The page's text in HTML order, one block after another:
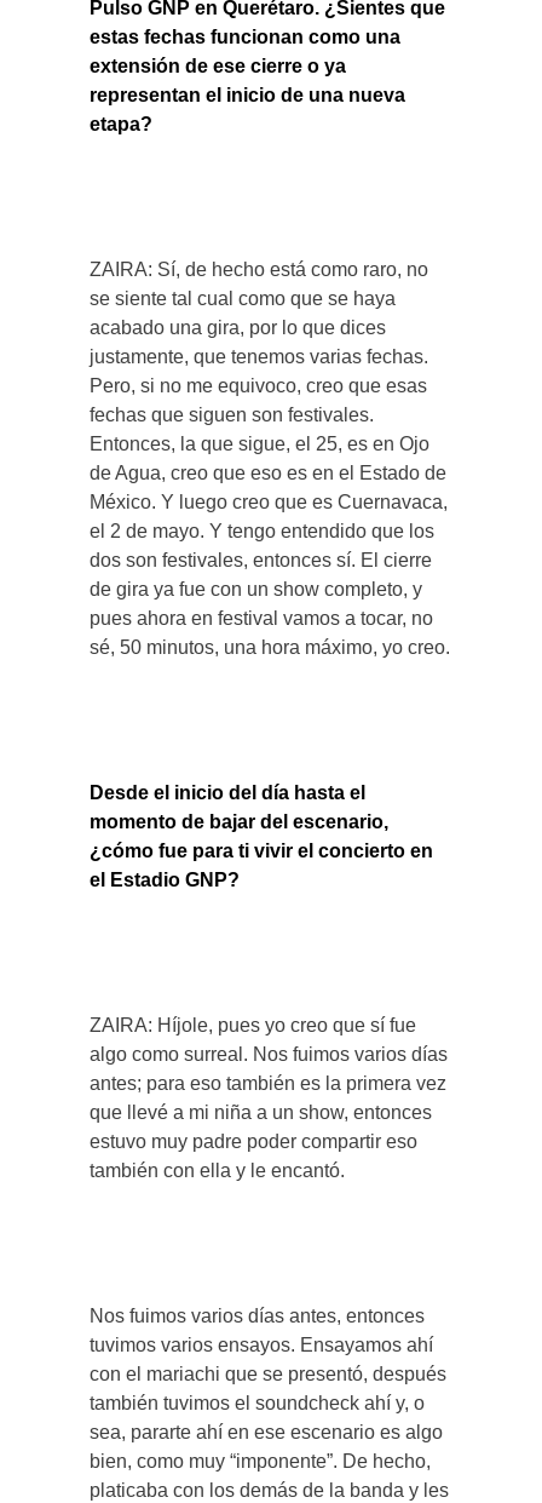
Pulso GNP en Querétaro. ¿Sientes que
estas fechas funcionan como una
extensión de ese cierre o ya
representan el inicio de una nueva
etapa?
ZAIRA: Sí, de hecho está como raro, no
se siente tal cual como que se haya
acabado una gira, por lo que dices
justamente, que tenemos varias fechas.
Pero, si no me equivoco, creo que esas
fechas que siguen son festivales.
Entonces, la que sigue, el 25, es en Ojo
de Agua, creo que eso es en el Estado de
México. Y luego creo que es Cuernavaca,
el 2 de mayo. Y tengo entendido que los
dos son festivales, entonces sí. El cierre
de gira ya fue con un show completo, y
pues ahora en festival vamos a tocar, no
sé, 50 minutos, una hora máximo, yo creo.
Desde el inicio del día hasta el
momento de bajar del escenario,
¿cómo fue para ti vivir el concierto en
el Estadio GNP?
ZAIRA: Híjole, pues yo creo que sí fue
algo como surreal. Nos fuimos varios días
antes; para eso también es la primera vez
que llevé a mi niña a un show, entonces
estuvo muy padre poder compartir eso
también con ella y le encantó.
Nos fuimos varios días antes, entonces
tuvimos varios ensayos. Ensayamos ahí
con el mariachi que se presentó, después
también tuvimos el soundcheck ahí y, o
sea, pararte ahí en ese escenario es algo
bien, como muy “imponente”. De hecho,
platicaba con los demás de la banda y les